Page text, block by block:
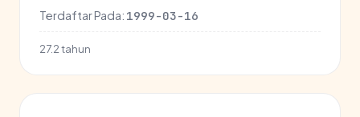
Terdaftar Pada: 1999-03-16
27.2 tahun